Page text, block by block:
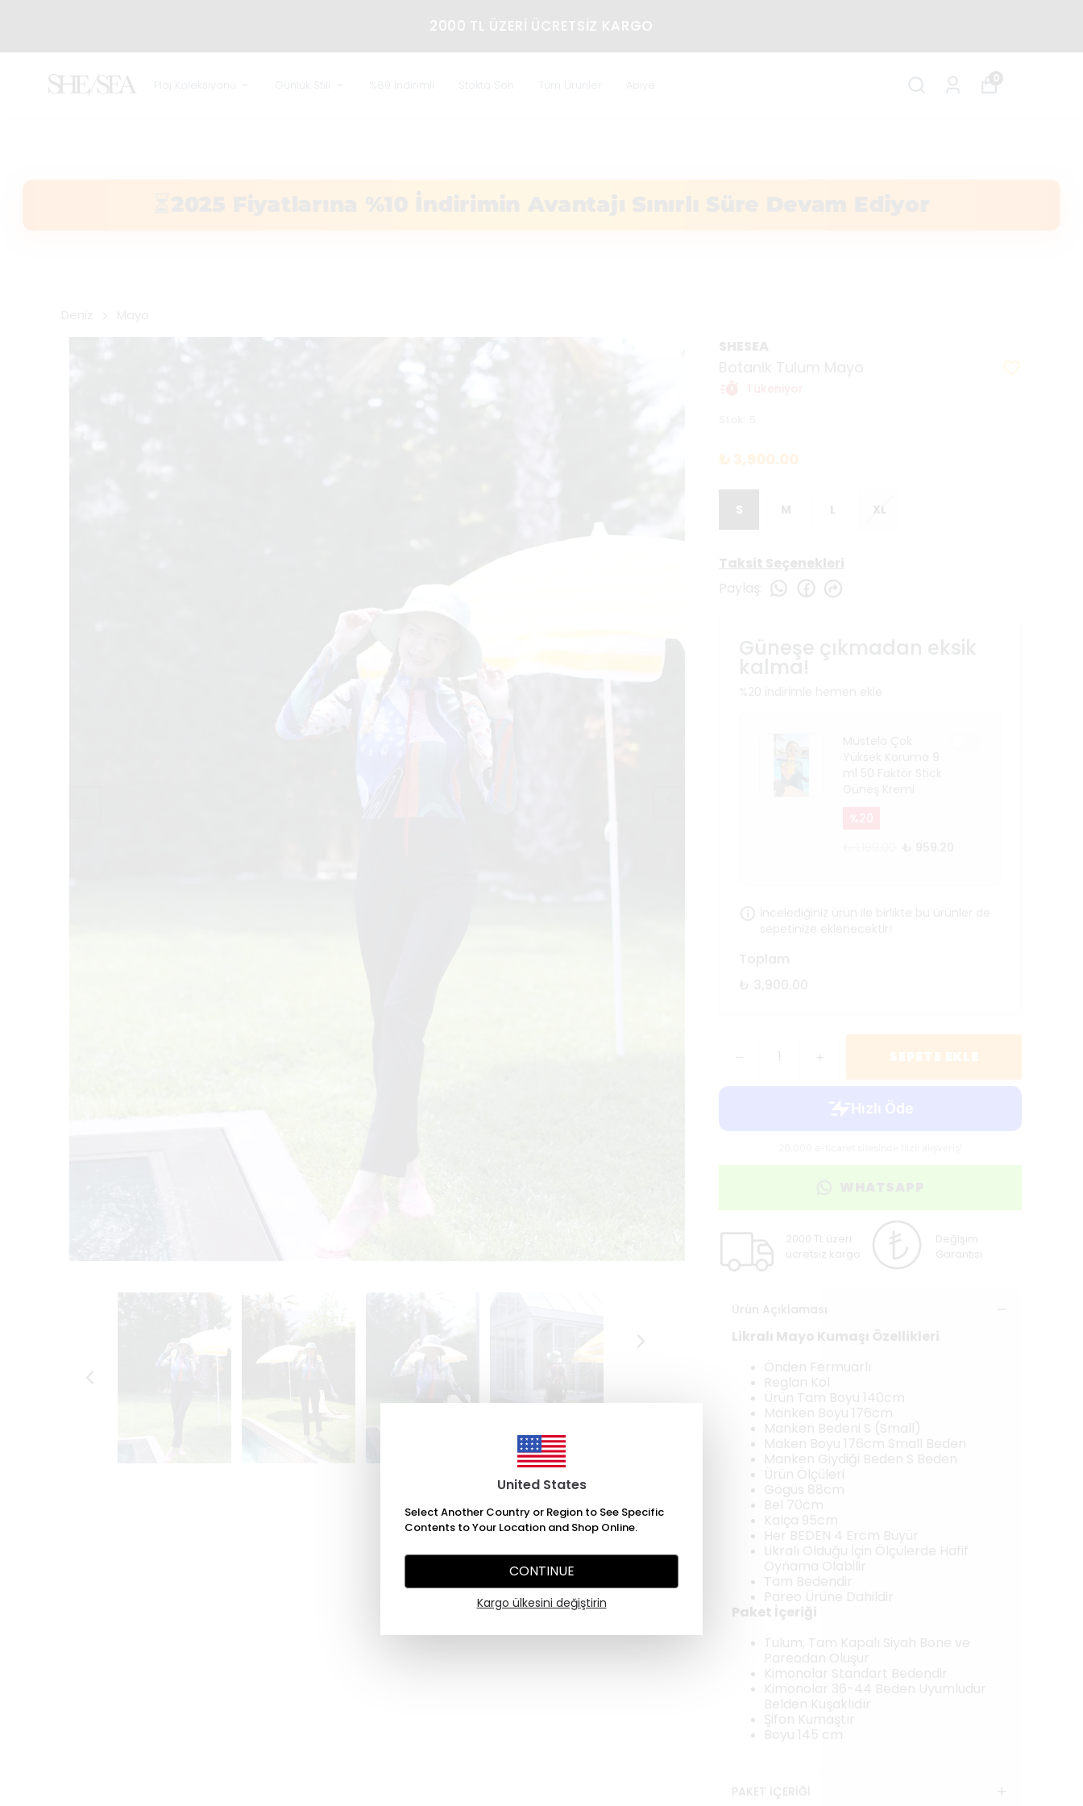
United States
Select Another Country or Region to See Specific
Contents to Your Location and Shop Online.
CONTINUE
Kargo ülkesini değiştirin
DÜNYANIN HER YERINE EKSPRES KARGO
Plaj Koleksiyonu Günlük Stili %80 İndirimli Stokta Son Tüm Ürünler Abiye 0
₺ 3,900.00
S M L XL
Taksit Seçenekleri
Paylaş
SEPETE EKLE
2000 TL üzeri
ücretsiz kargo
Değişim
Garantisi
Ürün Açıklaması
Likralı Mayo Kumaşı Özellikleri
Önden Fermuarlı
Reglan Kol
Ürün Tam Boyu 140cm
Manken Boyu 176cm
Manken Bedeni S (Small)
Maken Boyu 176cm Small Beden
Manken Giydiği Beden S Beden
Ürün Ölçüleri
Gögüs 88cm
Bel 70cm
Kalça 95cm
Her BEDEN 4 Ercm Büyür
Likralı Olduğu İçin Ölçülerde Hafif
Oynama Olabilir
Tam Bedendir
Pareo Ürüne Dahildir
Paket İçeriği
Tulum, Tam Kapalı Siyah Bone ve
Pareodan Oluşur
Kimonolar Standart Bedendir
Kimonolar 36-44 Beden Uyumludur
Belden Kuşaklıdır
Şifon Kumaştır
Boyu 145 cm
PAKET İÇERİĞİ